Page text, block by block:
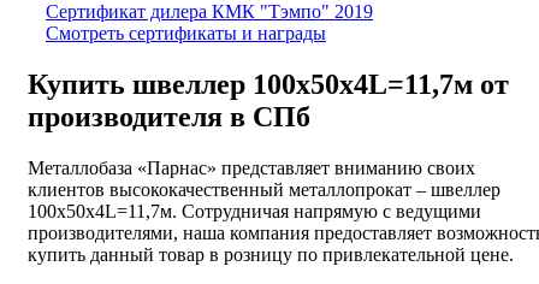
Сертификат дилера КМК "Тэмпо" 2019
Смотреть сертификаты и награды
Купить швеллер 100х50х4L=11,7м от
производителя в СПб
Металлобаза «Парнас» представляет вниманию своих
клиентов высококачественный металлопрокат – швеллер
100х50х4L=11,7м. Сотрудничая напрямую с ведущими
производителями, наша компания предоставляет
купить данный товар в розницу по привлекательной цене.